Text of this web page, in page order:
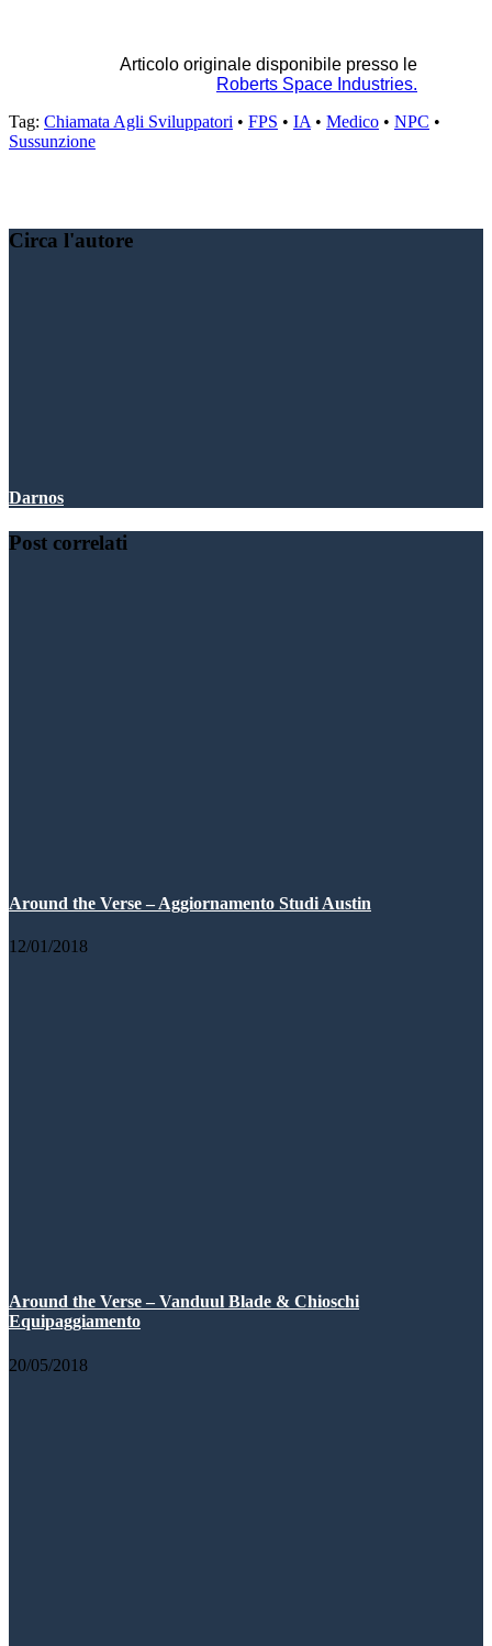
Articolo originale disponibile presso le
Roberts Space Industries.
Tag: Chiamata Agli Sviluppatori • FPS • IA • Medico • NPC •
Sussunzione
Circa l'autore
Darnos
Post correlati
Around the Verse – Aggiornamento Studi Austin
12/01/2018
Around the Verse – Vanduul Blade & Chioschi
Equipaggiamento
20/05/2018